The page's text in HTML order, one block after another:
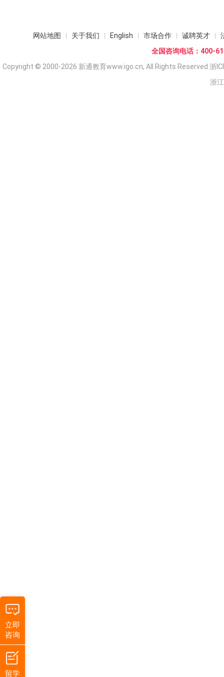
网站地图 关于我们 English 市场合作 诚聘英才
全国咨询电话：400-
Copyright © 2000-2026 新通教育www.igo.cn, All Rights Reserved 浙
浙
立即
咨询
留学